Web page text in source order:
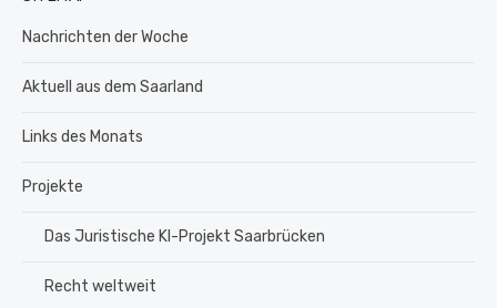
Nachrichten der Woche
Aktuell aus dem Saarland
Links des Monats
Projekte
Das Juristische KI-Projekt Saarbrücken
Recht weltweit